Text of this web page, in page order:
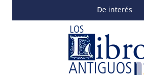
De interés